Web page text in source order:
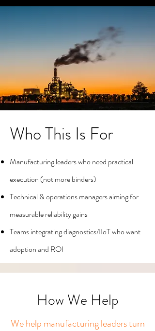
Who This Is For
Manufacturing leaders who need practical
execution (not more binders)
Technical & operations managers aiming for
measurable reliability gains
Teams integrating diagnostics/IIoT who want
adoption and ROI
How We Help
We help manufacturing leaders turn